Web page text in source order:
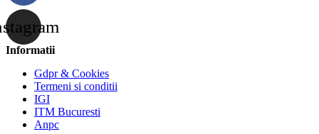
Informatii
Gdpr & Cookies
Termeni si conditii
IGI
ITM Bucuresti
Anpc